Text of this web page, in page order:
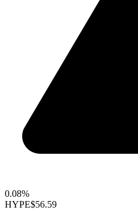
0.08%
HYPE$56.59